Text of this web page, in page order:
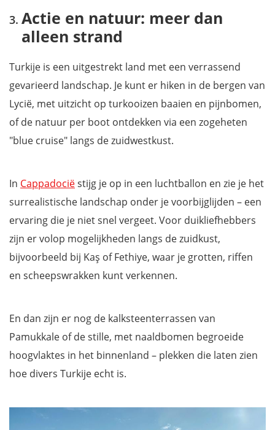
Actie en natuur: meer dan
alleen strand
Turkije is een uitgestrekt land met een verrassend
gevarieerd landschap. Je kunt er hiken in de bergen van
Lycië, met uitzicht op turkooizen baaien en pijnbomen,
of de natuur per boot ontdekken via een zogeheten
"blue cruise" langs de zuidwestkust.
In Cappadociëstijg je op in een luchtballon en zie je het
surrealistische landschap onder je voorbijglijden – een
ervaring die je niet snel vergeet. Voor duikliefhebbers
zijn er volop mogelijkheden langs de zuidkust,
bijvoorbeeld bij Kaş of Fethiye, waar je grotten, riffen
en scheepswrakken kunt verkennen.
En dan zijn er nog de kalksteenterrassen van
Pamukkale of de stille, met naaldbomen begroeide
hoogvlaktes in het binnenland – plekken die laten zien
hoe divers Turkije echt is.